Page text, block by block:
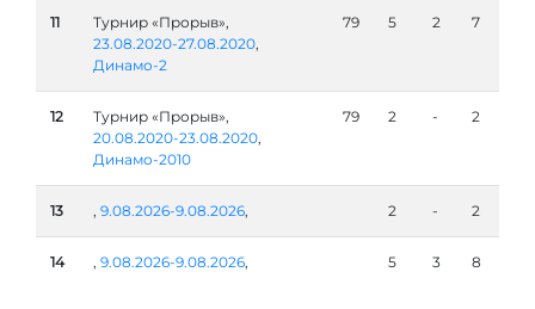
11
Турнир «Прорыв»,
23.08.2020-27.08.2020,
Динамо-2
79 5 2 7
12
Турнир «Прорыв»,
20.08.2020-23.08.2020,
Динамо-2010
79 2 - 2
13 , 9.08.2026-9.08.2026, 2 - 2
14 , 9.08.2026-9.08.2026, 5 3 8